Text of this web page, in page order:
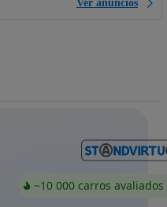
Ver anúncios
~10 000 carros